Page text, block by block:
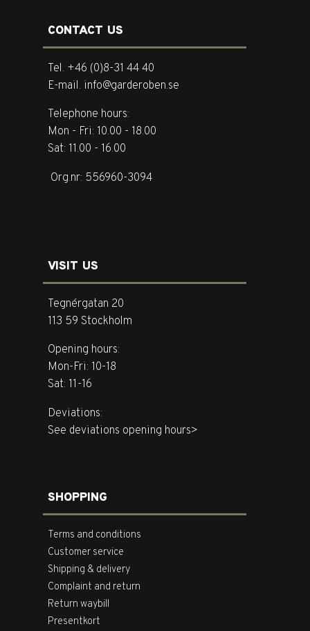
CONTACT US
Tel. +46 (0)8-31 44 40
E-mail. info@garderoben.se
Telephone hours:
Mon - Fri: 10.00 - 18.00
Sat: 11.00 - 16.00
Org.nr: 556960-3094
VISIT US
Tegnérgatan 20
113 59 Stockholm
Opening hours:
Mon-Fri: 10-18
Sat: 11-16
Deviations:
See deviations opening hours>
SHOPPING
Terms and conditions
Customer service
Shipping & delivery
Complaint and return
Return waybill
Presentkort